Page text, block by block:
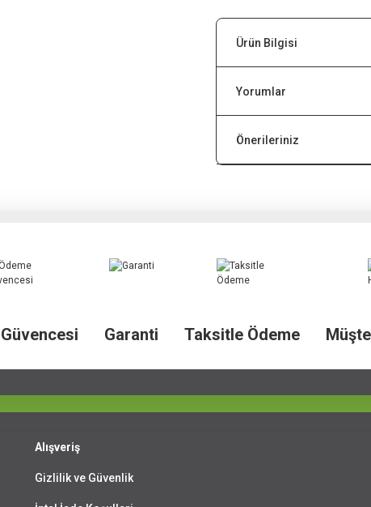
Ürün Bilgisi
Yorumlar
Önerileriniz
Garanti Taksitle Ödeme
Alışveriş
Gizlilik ve Güvenlik